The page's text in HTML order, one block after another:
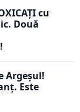
cu
Două
Argeșul!
Este